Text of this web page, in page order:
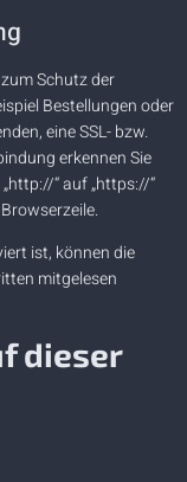
Schutz der
Bestellungen oder
eine SSL- bzw.
erkennen Sie
“ auf „https://“
ist, können die
mitgelesen
dieser